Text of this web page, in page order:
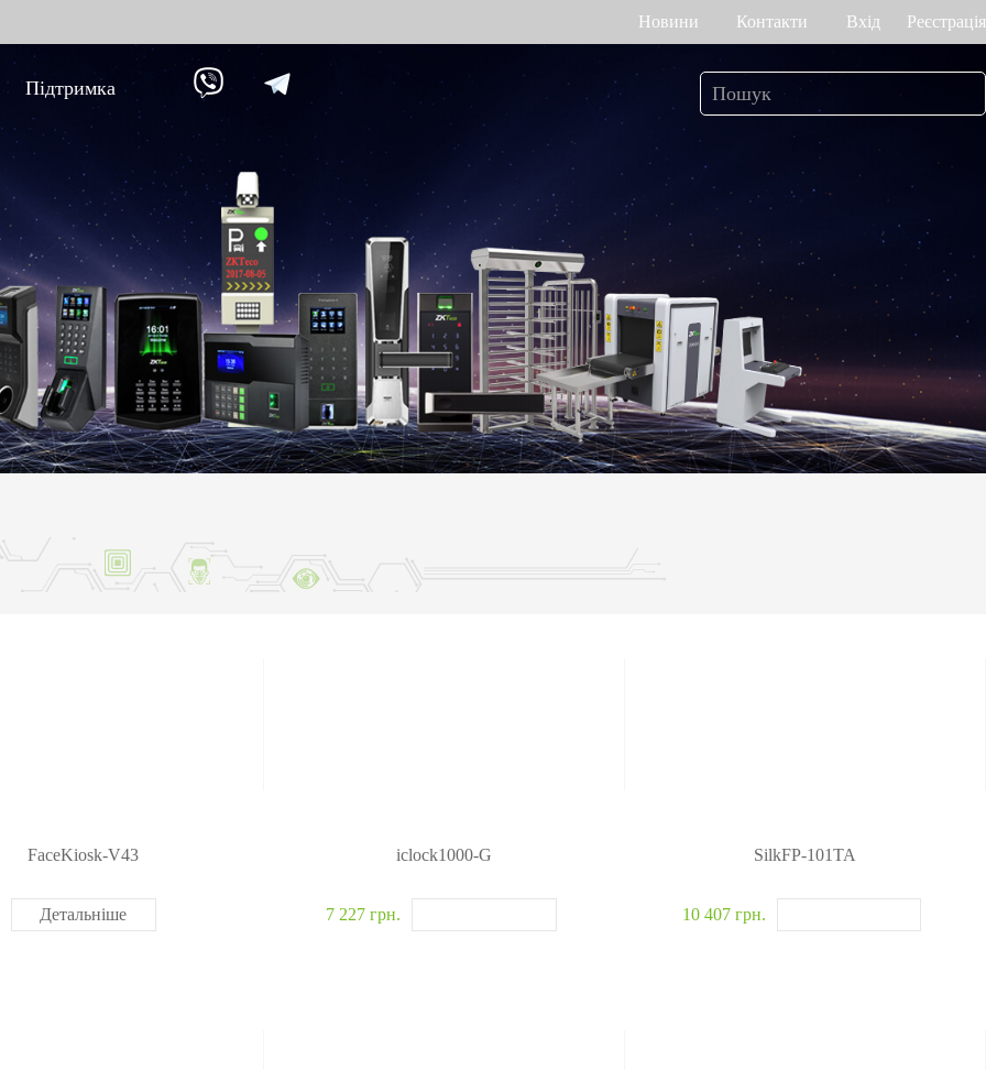
Новини Контакти Вхід Реєстрація
проти
Розумний дім
Відеодомофон
Більше>>
Облік робочого часу
Облік по венах долоні
Облік за геометрією
обличчя
Облік за відбитком
пальців
Більше>>
Управління доступом
Привід воріт
Контролери доступу
Термінали доступу
Більше>>
Біометричні модулі
Сканери відбитків
Огляд багажу і
Ferrovial – Будівельна компанія в Іспанії, рішення по контролю доступу
Рішення по контролю доступу Ellington Residential (U.A.E) Рішення по керуванню ліфтами у компанії DAMAC, Дубай
Підтримка
FaceKiosk-V43
Детальніше
iclock1000-G
7 227 грн.
SilkFP-101TA
10 407 грн.